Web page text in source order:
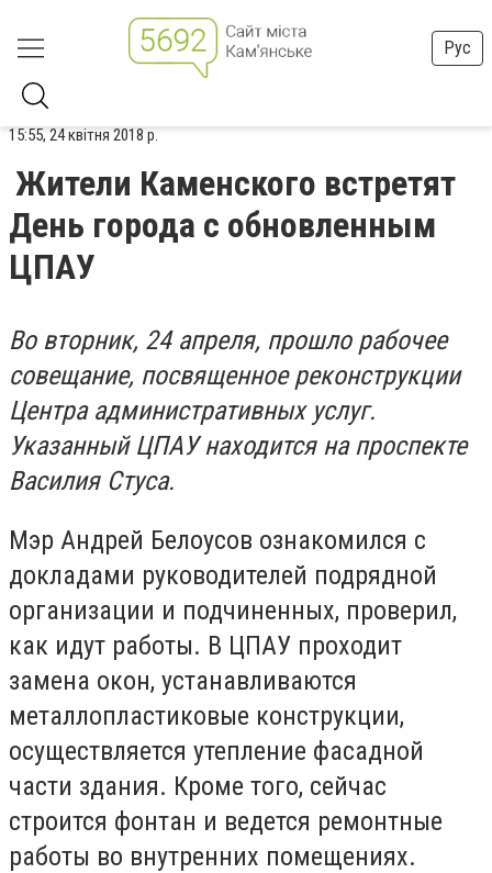
Рус
15:55, 24 квітня 2018 р.
Жители Каменского встретят
День города с обновленным
ЦПАУ
Во вторник, 24 апреля, прошло рабочее
совещание, посвященное реконструкции
Центра административных услуг.
Указанный ЦПАУ находится на проспекте
Василия Стуса.
Мэр Андрей Белоусов ознакомился с
докладами руководителей подрядной
организации и подчиненных, проверил,
как идут работы. В ЦПАУ проходит
замена окон, устанавливаются
металлопластиковые конструкции,
осуществляется утепление фасадной
части здания. Кроме того, сейчас
строится фонтан и ведется ремонтные
работы во внутренних помещениях.